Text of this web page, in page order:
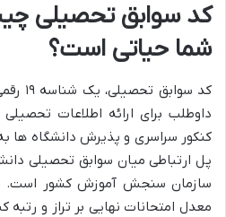
کد سوابق تحصیلی
شما حیاتی است؟
کد
داوطلب برای ارائه اطلاعات
کنکور سراسری و پذیرش دانشگاه ها
پل ارتباطی میان سوابق تحصیلی
سازمان سنجش آموزش کشور است.
معدل امتحانات نهایی بر تراز و